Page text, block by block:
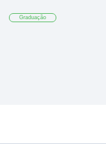
Graduação